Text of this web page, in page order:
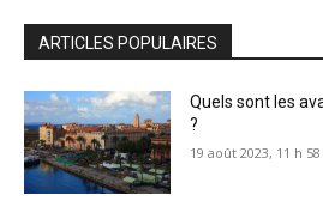
ARTICLES POPULAIRES
Quels sont les
?
19 août 2023, 11 h